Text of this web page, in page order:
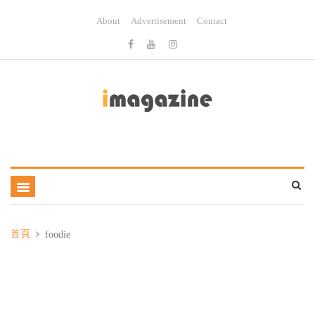
About Advertisement Contact
首頁 foodie